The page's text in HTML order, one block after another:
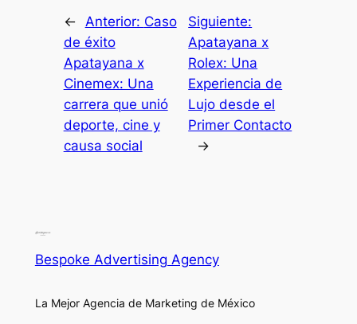
← Anterior: Caso
de éxito
Apatayana x
Cinemex: Una
carrera que unió
deporte, cine y
causa social
Siguiente:
Apatayana x
Rolex: Una
Experiencia de
Lujo desde el
Primer Contacto
→
Bespoke Advertising Agency
La Mejor Agencia de Marketing de México